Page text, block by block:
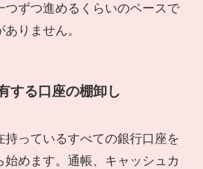
つずつ進めるくらいのペースで
りません。
する口座の棚卸し
持っているすべての銀行口座を
始めます。通帳、キャッシュカ